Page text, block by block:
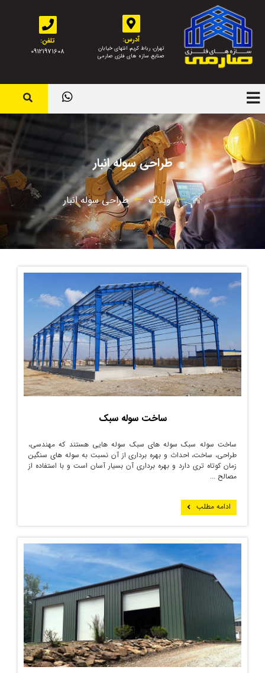
آدرس:
تهران، رباط کریم، انتهای خیابان
صنایع، سازه های فلزی صارمی
تلفن:
09121971608
طراحی سوله انبار
وبلاگ طراحی سوله انبار
ساخت سوله سبک
ساخت سوله سبک سوله های سبک سوله هایی هستند که مهندسی،
طراحی، ساخت، احداث و بهره برداری از آن نسبت به سوله های سنگین
زمان کوتاه تری دارد و بهره برداری آن بسیار آسان است و با استفاده از
مصالح ...
ادامه مطلب